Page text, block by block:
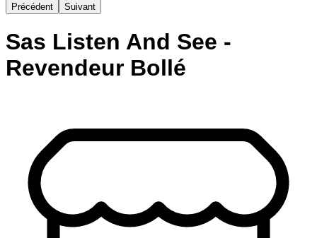
Précédent Suivant
Sas Listen And See -
Revendeur Bollé